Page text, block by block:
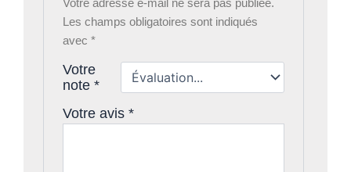
Votre adresse e-mail ne sera pas publiée.
Les champs obligatoires sont indiqués
avec*
Votre
note*
Votre avis*